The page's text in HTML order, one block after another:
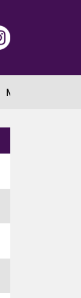
MAFS